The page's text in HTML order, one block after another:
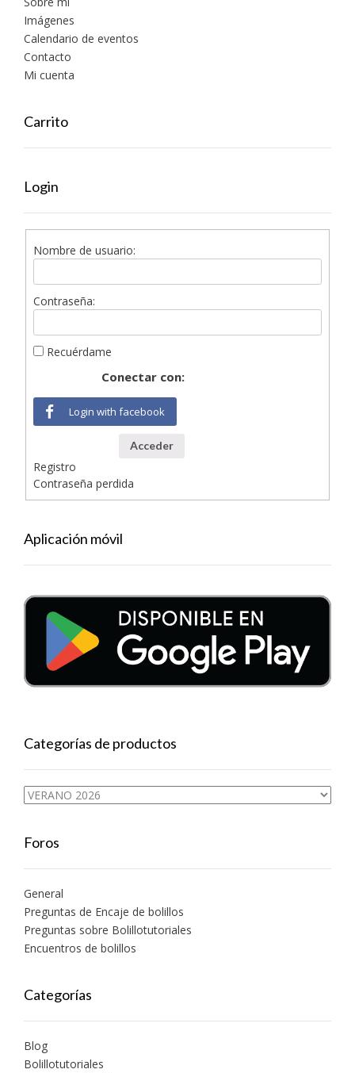
Imágenes
Calendario de eventos
Contacto
Mi cuenta
Carrito
Login
Nombre de usuario:
Contraseña:
Recuérdame
Conectar con:
Login with facebook
Acceder
Registro
Contraseña perdida
Aplicación móvil
Categorías de productos
Foros
General
Preguntas de Encaje de bolillos
Preguntas sobre Bolillotutoriales
Encuentros de bolillos
Categorías
Blog
Bolillotutoriales